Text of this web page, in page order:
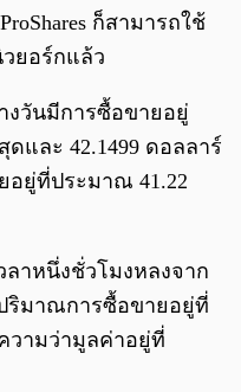
ก็สามารถใช้
ยอร์กแล้ว
งวันมีการซื้อขายอยู่
และ 42.1499 ดอลลาร์
อยู่ที่ประมาณ 41.22
าหนึ่งชั่วโมงหลงจาก
ปริมาณการซื้อขายอยู่ที่
วามว่ามูลค่าอยู่ที่